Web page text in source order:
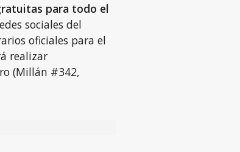
para todo el
sociales del
oficiales para el
realizar
(Millán #342,